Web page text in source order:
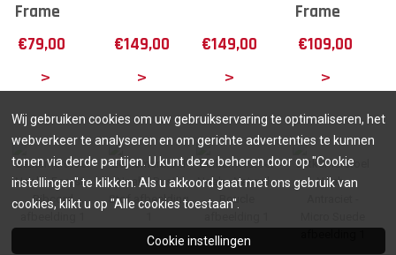
Frame
€79,00 €149,00 €149,00
Frame
€109,00
Wij gebruiken cookies om uw gebruikservaring te optimaliseren, het
webverkeer te analyseren en om gerichte advertenties te kunnen
tonen via derde partijen. U kunt deze beheren door op "Cookie
instellingen" te klikken. Als u akkoord gaat met ons gebruik van
cookies, klikt u op "Alle cookies toestaan".
Cookie instellingen